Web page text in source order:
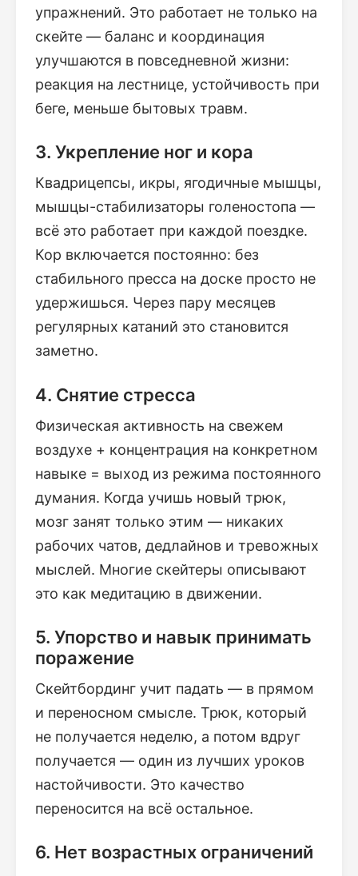
упражнений. Это работает не только на
скейте — баланс и координация
улучшаются в повседневной жизни:
реакция на лестнице, устойчивость при
беге, меньше бытовых травм.
3. Укрепление ног и кора
Квадрицепсы, икры, ягодичные мышцы,
мышцы-стабилизаторы голеностопа —
всё это работает при каждой поездке.
Кор включается постоянно: без
стабильного пресса на доске просто не
удержишься. Через пару месяцев
регулярных катаний это становится
заметно.
4. Снятие стресса
Физическая активность на свежем
воздухе + концентрация на конкретном
навыке = выход из режима постоянного
думания. Когда учишь новый трюк,
мозг занят только этим — никаких
рабочих чатов, дедлайнов и тревожных
мыслей. Многие скейтеры описывают
это как медитацию в движении.
5. Упорство и навык принимать
поражение
Скейтбординг учит падать — в прямом
и переносном смысле. Трюк, который
не получается неделю, а потом вдруг
получается — один из лучших уроков
настойчивости. Это качество
переносится на всё остальное.
6. Нет возрастных ограничений